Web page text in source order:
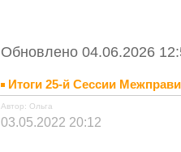
Обновлено 04.06.2026
Итоги 25-й Сессии
Автор: Ольга
03.05.2022 20:12